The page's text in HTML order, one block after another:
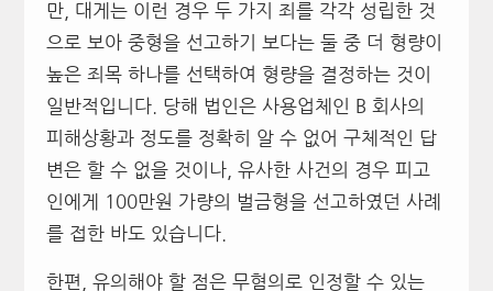
만, 대게는 이런 경우 두 가지 죄를 각각 성립한 것
으로 보아 중형을 선고하기 보다는 둘 중 더 형량이
높은 죄목 하나를 선택하여 형량을 결정하는 것이
일반적입니다. 당해 법인은 사용업체인 B 회사의
피해상황과 정도를 정확히 알 수 없어 구체적인 답
변은 할 수 없을 것이나, 유사한 사건의 경우 피고
인에게 100만원 가량의 벌금형을 선고하였던 사례
를 접한 바도 있습니다.
한편, 유의해야 할 점은 무혐의로 인정할 수 있는